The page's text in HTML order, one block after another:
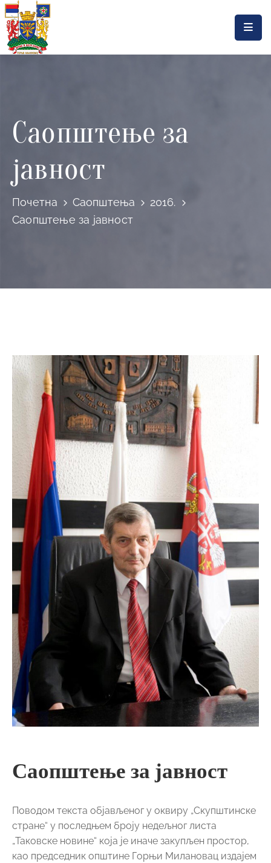
Насловна
Општинска
управа
Актуелности
Горњи
Саопштење за
јавност
Почетна Саопштења
2016.
Саопштење за јавност
Саопштење за јавност
Поводом текста објављеног у оквиру „Скупштинске
стране“ у последњем броју недељног листа
„Таковске новине“ која је иначе закупљен простор,
као председник општине Горњи Милановац издајем